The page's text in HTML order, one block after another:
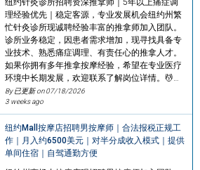
理经验优先｜稳定客源，专业发展机会纽约州繁
忙针灸诊所现诚聘经验丰富的推拿师加入团队。
诊所业务稳定，因患者需求增加，现寻找具备专
业技术、熟悉痛症调理、有责任心的推拿人才。
如果你拥有多年推拿按摩经验，希望在专业医疗
环境中长期发展，欢迎联系了解岗位详情。💆…
By 已更新 on07/18/2026
3 weeks ago
纽约Mall按摩店招聘男按摩师｜合法报税正规工
作｜月入约6500美元｜对半分成收入模式｜提供
单间住宿｜自驾通勤方便